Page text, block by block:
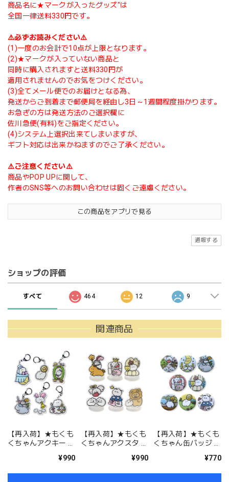
商品名に★マークが入ったグッズ"は
全国一律送料330円です。
⚠️必ずお読みください⚠️
(1)一度のお会計で10点が上限となります。
(2)★マークが入っていない商品と
同時に購入されますと送料330円が
適用されませんのでお気をつけください。
(3)全てメール便でのお届けとなる為、
発送からご到着まで郵便局を経由し3日～1週間程度掛かります。
お急ぎの方は発送方法のご選択欄に
佐川急便(有料)をご指定ください。
(4)システム上選択出来てしまいますが、
ギフト対応は出来かねますのでご了承ください。
⚠️ご注意ください⚠️
商品やPOP UPに関して、
作者のSNS等へのお問い合わせは固くご遠慮ください。
この商品をアプリで見る
通報する
ショップの評価
すべて 464 12 9
関連商品
【再入荷】★もくも
くちゃんアクキー ラ
¥990
【再入荷】★もくも
くちゃんアクスタ ラ
¥990
【再入荷】★もくも
くちゃん缶バッジ ラ
¥770